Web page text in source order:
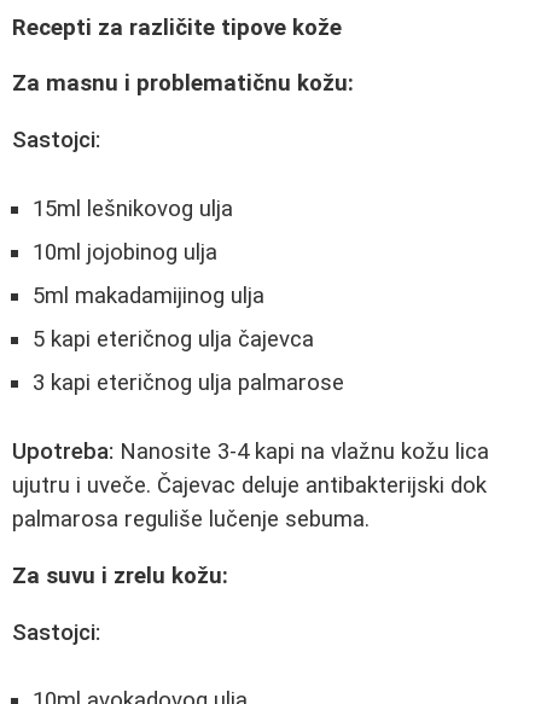
Recepti za različite tipove kože
Za masnu i problematičnu kožu:
Sastojci:
15ml lešnikovog ulja
10ml jojobinog ulja
5ml makadamijinog ulja
5 kapi eteričnog ulja čajevca
3 kapi eteričnog ulja palmarose
Upotreba: Nanosite 3-4 kapi na vlažnu kožu lica
ujutru i uveče. Čajevac deluje antibakterijski dok
palmarosa reguliše lučenje sebuma.
Za suvu i zrelu kožu:
Sastojci: